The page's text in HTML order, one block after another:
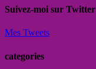
Suivez-moi sur Twitter
Mes Tweets
categories